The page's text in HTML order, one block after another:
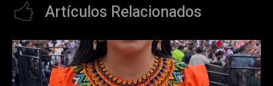
Artículos Relacionados